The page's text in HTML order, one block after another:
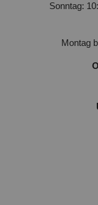
Sonntag:
Montag